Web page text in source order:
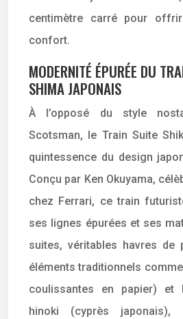
centimètre carré pour
confort.
MODERNITÉ ÉPURÉE DU
SHIMA JAPONAIS
À l’opposé du style
Scotsman, le Train Suite
quintessence du design
Conçu par Ken Okuyama,
chez Ferrari, ce train
ses lignes épurées et ses
suites, véritables havres de
éléments traditionnels
coulissantes en papier) et
hinoki (cyprès